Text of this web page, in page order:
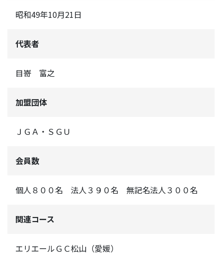
昭和49年10月21日
代表者
目嵜 富之
加盟団体
ＪＧＡ・ＳＧＵ
会員数
個人８００名 法人３９０名 無記名法人３００名
関連コース
エリエールＧＣ松山（愛媛）